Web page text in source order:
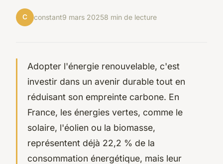
C constant9 mars 20258 min de lecture
Adopter l'énergie renouvelable, c'est
investir dans un avenir durable tout en
réduisant son empreinte carbone. En
France, les énergies vertes, comme le
solaire, l'éolien ou la biomasse,
représentent déjà 22,2 % de la
consommation énergétique, mais leur